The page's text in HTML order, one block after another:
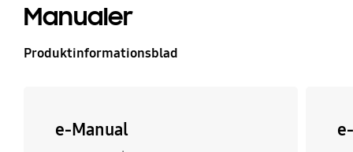
Manualer
Produktinformationsblad
e-Manual